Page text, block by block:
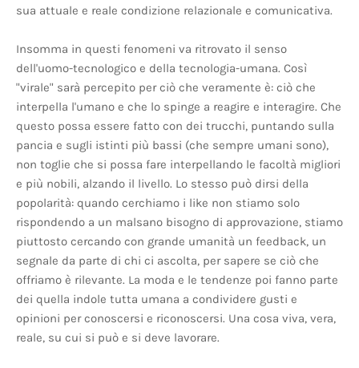
sua attuale e reale condizione relazionale e comunicativa.
Insomma in questi fenomeni va ritrovato il senso
dell'uomo-tecnologico e della tecnologia-umana. Così
"virale" sarà percepito per ciò che veramente è: ciò che
interpella l'umano e che lo spinge a reagire e interagire. Che
questo possa essere fatto con dei trucchi, puntando sulla
pancia e sugli istinti più bassi (che sempre umani sono),
non toglie che si possa fare interpellando le facoltà migliori
e più nobili, alzando il livello. Lo stesso può dirsi della
popolarità: quando cerchiamo i like non stiamo solo
rispondendo a un malsano bisogno di approvazione, stiamo
piuttosto cercando con grande umanità un feedback, un
segnale da parte di chi ci ascolta, per sapere se ciò che
offriamo è rilevante. La moda e le tendenze poi fanno parte
dei quella indole tutta umana a condividere gusti e
opinioni per conoscersi e riconoscersi. Una cosa viva, vera,
reale, su cui si può e si deve lavorare.